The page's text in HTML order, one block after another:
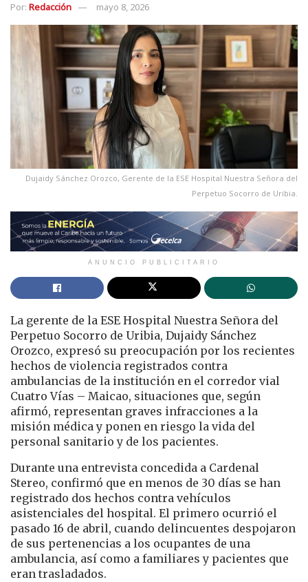
Por: Redacción mayo 8, 2026
Dujaidy Sánchez Orozco, Gerente de la ESE Hospital Nuestra Señora del
Perpetuo Socorro de Uribia.
ANUNCIO PUBLICITARIO
La gerente de la ESE Hospital Nuestra Señora del
Perpetuo Socorro de Uribia, Dujaidy Sánchez
Orozco, expresó su preocupación por los recientes
hechos de violencia registrados contra
ambulancias de la institución en el corredor vial
Cuatro Vías – Maicao, situaciones que, según
afirmó, representan graves infracciones a la
misión médica y ponen en riesgo la vida del
personal sanitario y de los pacientes.
Durante una entrevista concedida a Cardenal
Stereo, confirmó que en menos de 30 días se han
registrado dos hechos contra vehículos
asistenciales del hospital. El primero ocurrió el
pasado 16 de abril, cuando delincuentes despojaron
de sus pertenencias a los ocupantes de una
ambulancia, así como a familiares y pacientes que
eran trasladados.